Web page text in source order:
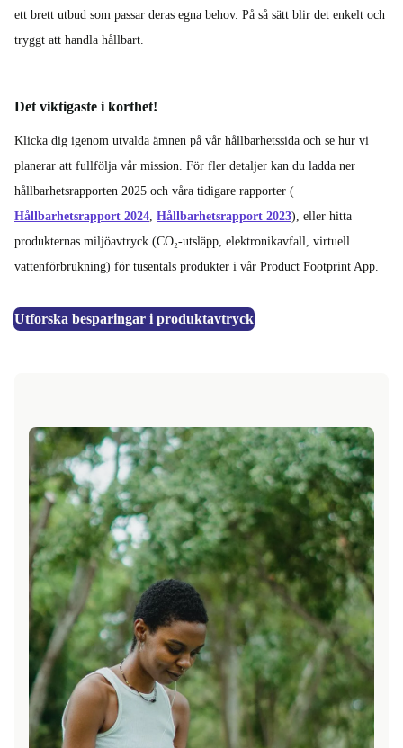
ett brett utbud som passar deras egna behov. På så sätt blir det enkelt och
tryggt att handla hållbart.
Det viktigaste i korthet!
Klicka dig igenom utvalda ämnen på vår hållbarhetssida och se hur vi
planerar att fullfölja vår mission. För fler detaljer kan du ladda ner
hållbarhetsrapporten 2025 och våra tidigare rapporter (
Hållbarhetsrapport 2024, Hållbarhetsrapport 2023), eller hitta
produkternas miljöavtryck (CO₂-utsläpp, elektronikavfall, virtuell
vattenförbrukning) för tusentals produkter i vår Product Footprint App.
Utforska besparingar i produktavtryck